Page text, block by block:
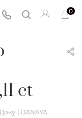
0
ct
| DANAYA